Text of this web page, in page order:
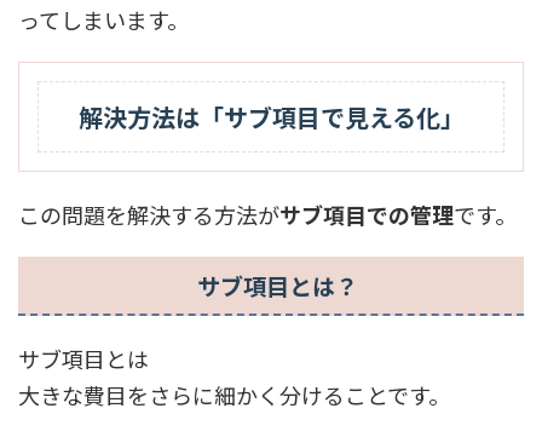
ってしまいます。
解決方法は「サブ項目で見える化」
この問題を解決する方法がサブ項目での管理です。
サブ項目とは？
サブ項目とは
大きな費目をさらに細かく分けることです。